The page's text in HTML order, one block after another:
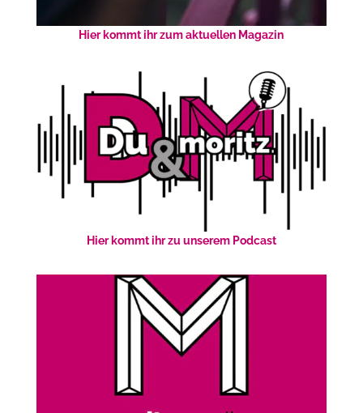
Hier kommt ihr zum aktuellen Magazin
Hier kommt ihr zu unserem Podcast